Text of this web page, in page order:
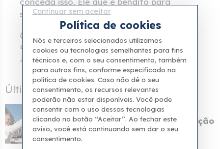
sempre. Amém.
(Do Sermão Dominical “A Ceia do Senhor”,
de Santo Antônio de Pádua, Doutor da
Igreja)
Últimas notícias
25 Ebr 2026
O Vaticano divulgou a programação
da visita pastor...
Continuar sem aceitar
Política de cookies
Nós e terceiros selecionados utilizamos
cookies ou tecnologias semelhantes para fins
técnicos e, com o seu consentimento, também
para outros fins, conforme especificado na
política de cookies. Caso não dê o seu
consentimento, os recursos relevantes
poderão não estar disponíveis. Você pode
consentir com o uso dessas tecnologias
clicando no botão “Aceitar”. Ao fechar este
aviso, você está continuando sem dar o seu
consentimento.